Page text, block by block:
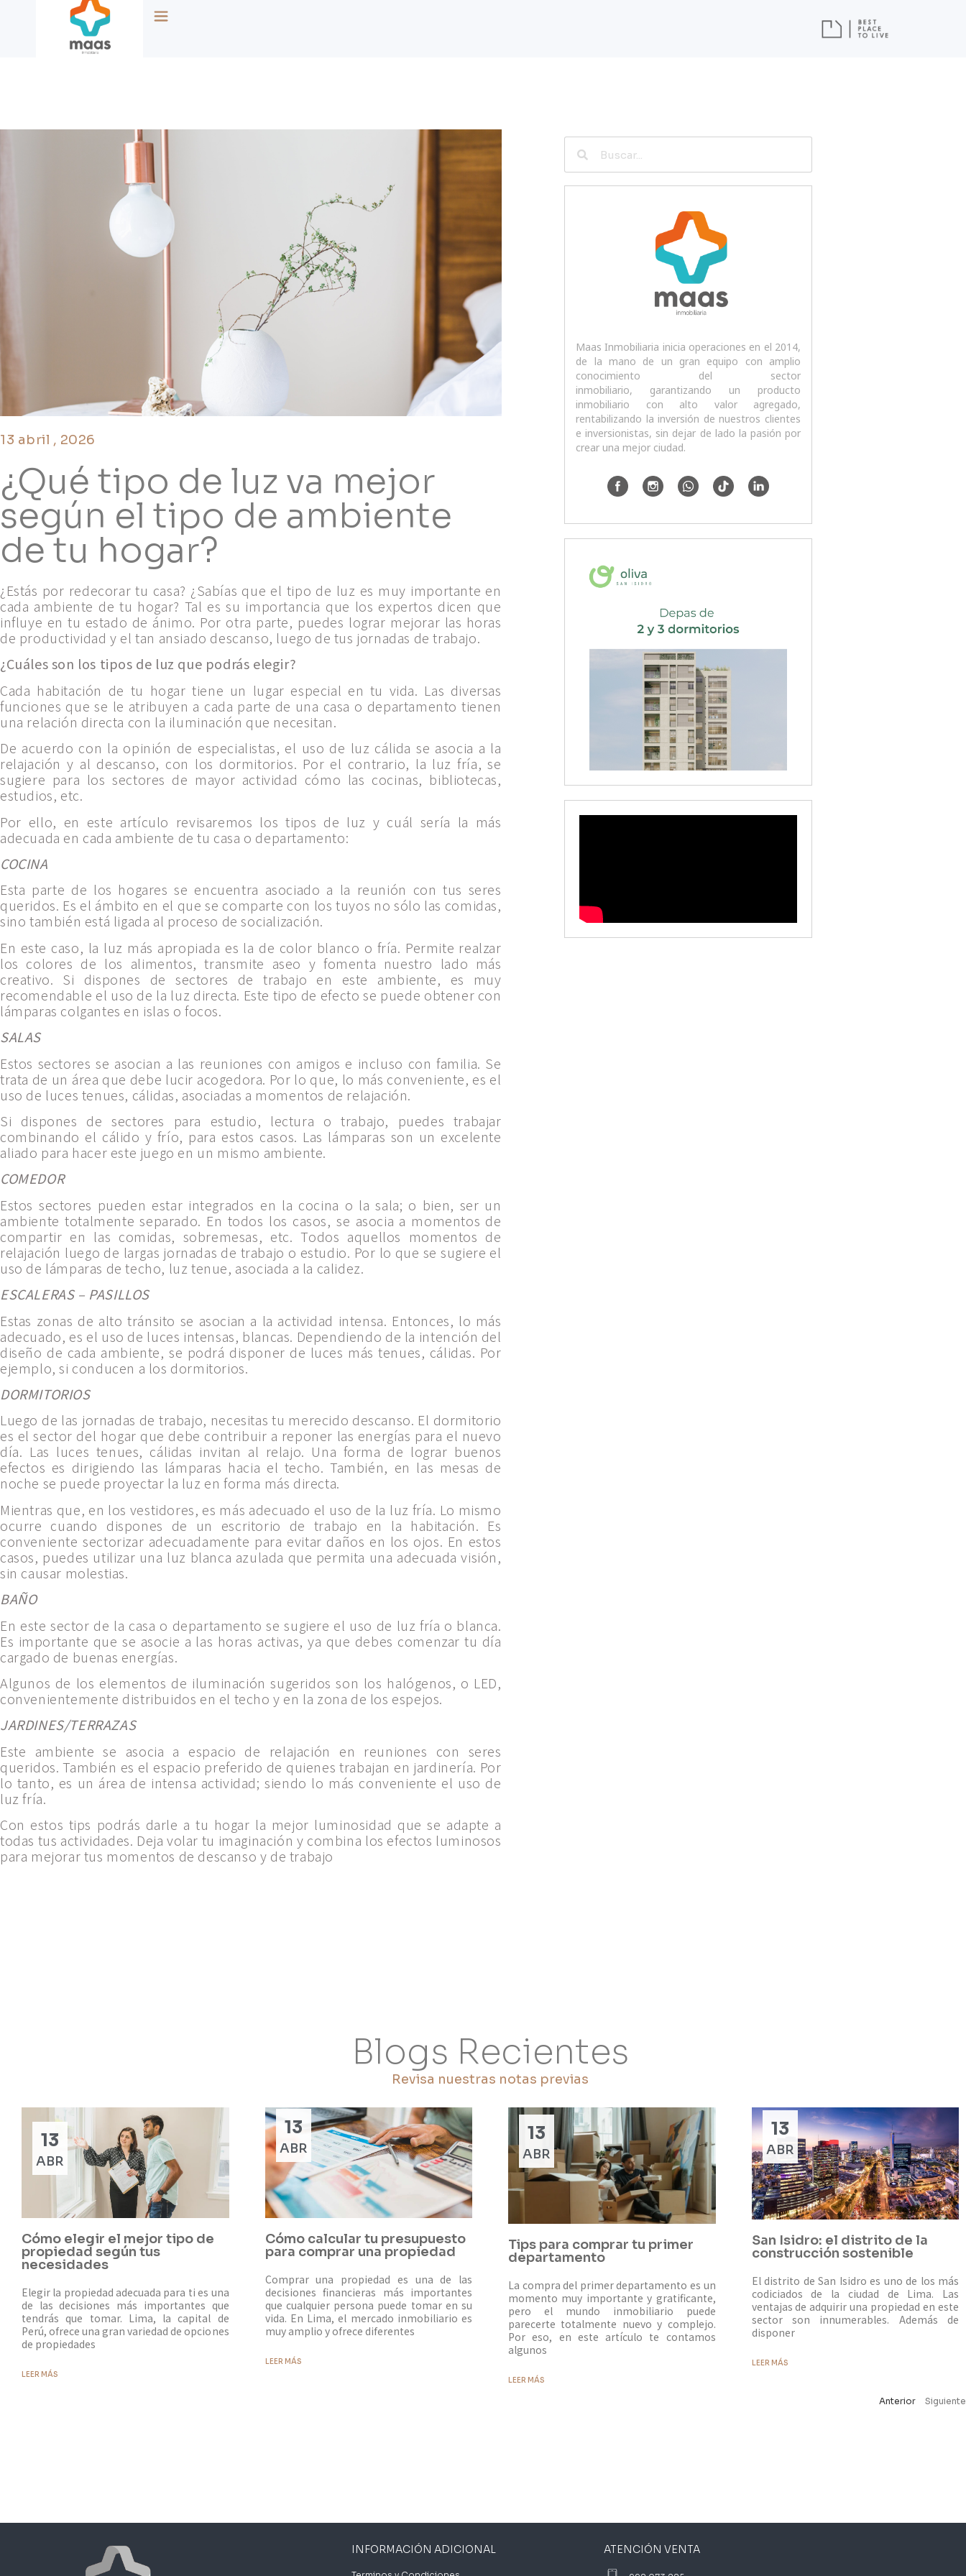
13 abril , 2026
¿Qué tipo de luz va mejor
según el tipo de ambiente
de tu hogar?
¿Estás por redecorar tu casa? ¿Sabías que el tipo de luz es muy importante en
cada ambiente de tu hogar? Tal es su importancia que los expertos dicen que
influye en tu estado de ánimo. Por otra parte, puedes lograr mejorar las horas
de productividad y el tan ansiado descanso, luego de tus jornadas de trabajo.
¿Cuáles son los tipos de luz que podrás elegir?
Cada habitación de tu hogar tiene un lugar especial en tu vida. Las diversas
funciones que se le atribuyen a cada parte de una casa o departamento tienen
una relación directa con la iluminación que necesitan.
De acuerdo con la opinión de especialistas, el uso de luz cálida se asocia a la
relajación y al descanso, con los dormitorios. Por el contrario, la luz fría, se
sugiere para los sectores de mayor actividad cómo las cocinas, bibliotecas,
estudios, etc.
Por ello, en este artículo revisaremos los tipos de luz y cuál sería la más
adecuada en cada ambiente de tu casa o departamento:
COCINA
Esta parte de los hogares se encuentra asociado a la reunión con tus seres
queridos. Es el ámbito en el que se comparte con los tuyos no sólo las comidas,
sino también está ligada al proceso de socialización.
En este caso, la luz más apropiada es la de color blanco o fría. Permite realzar
los colores de los alimentos, transmite aseo y fomenta nuestro lado más
creativo. Si dispones de sectores de trabajo en este ambiente, es muy
recomendable el uso de la luz directa. Este tipo de efecto se puede obtener con
lámparas colgantes en islas o focos.
SALAS
Estos sectores se asocian a las reuniones con amigos e incluso con familia. Se
trata de un área que debe lucir acogedora. Por lo que, lo más conveniente, es el
uso de luces tenues, cálidas, asociadas a momentos de relajación.
Si dispones de sectores para estudio, lectura o trabajo, puedes trabajar
combinando el cálido y frío, para estos casos. Las lámparas son un excelente
aliado para hacer este juego en un mismo ambiente.
COMEDOR
Estos sectores pueden estar integrados en la cocina o la sala; o bien, ser un
ambiente totalmente separado. En todos los casos, se asocia a momentos de
compartir en las comidas, sobremesas, etc. Todos aquellos momentos de
relajación luego de largas jornadas de trabajo o estudio. Por lo que se sugiere el
uso de lámparas de techo, luz tenue, asociada a la calidez.
ESCALERAS – PASILLOS
Estas zonas de alto tránsito se asocian a la actividad intensa. Entonces, lo más
adecuado, es el uso de luces intensas, blancas. Dependiendo de la intención del
diseño de cada ambiente, se podrá disponer de luces más tenues, cálidas. Por
ejemplo, si conducen a los dormitorios.
DORMITORIOS
Luego de las jornadas de trabajo, necesitas tu merecido descanso. El dormitorio
es el sector del hogar que debe contribuir a reponer las energías para el nuevo
día. Las luces tenues, cálidas invitan al relajo. Una forma de lograr buenos
efectos es dirigiendo las lámparas hacia el techo. También, en las mesas de
noche se puede proyectar la luz en forma más directa.
Mientras que, en los vestidores, es más adecuado el uso de la luz fría. Lo mismo
ocurre cuando dispones de un escritorio de trabajo en la habitación. Es
conveniente sectorizar adecuadamente para evitar daños en los ojos. En estos
casos, puedes utilizar una luz blanca azulada que permita una adecuada visión,
sin causar molestias.
BAÑO
En este sector de la casa o departamento se sugiere el uso de luz fría o blanca.
Es importante que se asocie a las horas activas, ya que debes comenzar tu día
cargado de buenas energías.
Algunos de los elementos de iluminación sugeridos son los halógenos, o LED,
convenientemente distribuidos en el techo y en la zona de los espejos.
JARDINES/TERRAZAS
Este ambiente se asocia a espacio de relajación en reuniones con seres
queridos. También es el espacio preferido de quienes trabajan en jardinería. Por
lo tanto, es un área de intensa actividad; siendo lo más conveniente el uso de
luz fría.
Con estos tips podrás darle a tu hogar la mejor luminosidad que se adapte a
todas tus actividades. Deja volar tu imaginación y combina los efectos luminosos
para mejorar tus momentos de descanso y de trabajo
Maas Inmobiliaria inicia operaciones en el 2014,
de la mano de un gran equipo con amplio
conocimiento del sector
inmobiliario, garantizando un producto
inmobiliario con alto valor agregado,
rentabilizando la inversión de nuestros clientes
e inversionistas, sin dejar de lado la pasión por
crear una mejor ciudad.
Blogs Recientes
Revisa nuestras notas previas
Cómo elegir el mejor tipo de
propiedad según tus
necesidades
13
ABR
Elegir la propiedad adecuada para ti es una
de las decisiones más importantes que
tendrás que tomar. Lima, la capital de
Perú, ofrece una gran variedad de opciones
de propiedades
LEER MÁS
Cómo calcular tu presupuesto
para comprar una propiedad
13
ABR
Comprar una propiedad es una de las
decisiones financieras más importantes
que cualquier persona puede tomar en su
vida. En Lima, el mercado inmobiliario es
muy amplio y ofrece diferentes
LEER MÁS
Tips para comprar tu primer
departamento
13
ABR
La compra del primer departamento es un
momento muy importante y gratificante,
pero el mundo inmobiliario puede
parecerte totalmente nuevo y complejo.
Por eso, en este artículo te contamos
algunos
LEER MÁS
San Isidro: el distrito de la
construcción sostenible
13
ABR
El distrito de San Isidro es uno de los más
codiciados de la ciudad de Lima. Las
ventajas de adquirir una propiedad en este
sector son innumerables. Además de
disponer
LEER MÁS
Anterior Siguiente
INFORMACIÓN ADICIONAL ATENCIÓN VENTA